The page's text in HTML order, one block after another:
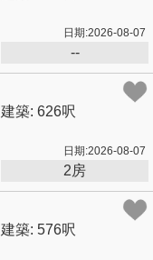
日期:2026-08-07
--
建築: 626呎
日期:2026-08-07
2房
建築: 576呎